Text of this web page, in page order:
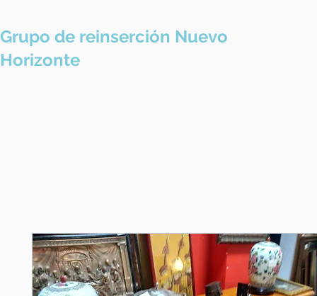
Grupo de reinserción Nuevo
Horizonte